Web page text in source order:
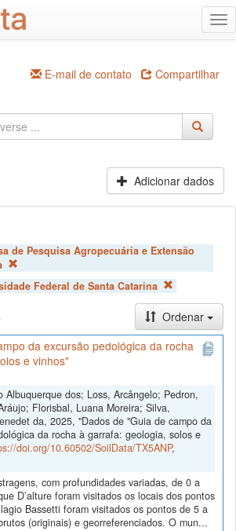
E-mail de contato Compartilhar
Adicionar dados
de Pesquisa Agropecuária e Extensão
Federal de Santa Catarina
Ordenar
da excursão pedológica da rocha
e vinhos"
Albuquerque dos; Loss, Arcângelo; Pedron,
Florisbal, Luana Moreira; Silva,
da, 2025, "Dados de "Guia de campo da
da rocha à garrafa: geologia, solos e
doi.org/10.60502/SoilData/TX5ANP,
com profundidades variadas, de 0 a
D’alture foram visitados os locais dos pontos
Bassetti foram visitados os pontos de 5 a
(originais) e georreferenciados. O mun...